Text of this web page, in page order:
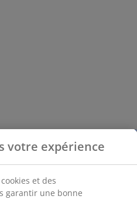
votre expérience
et des
garantir une bonne